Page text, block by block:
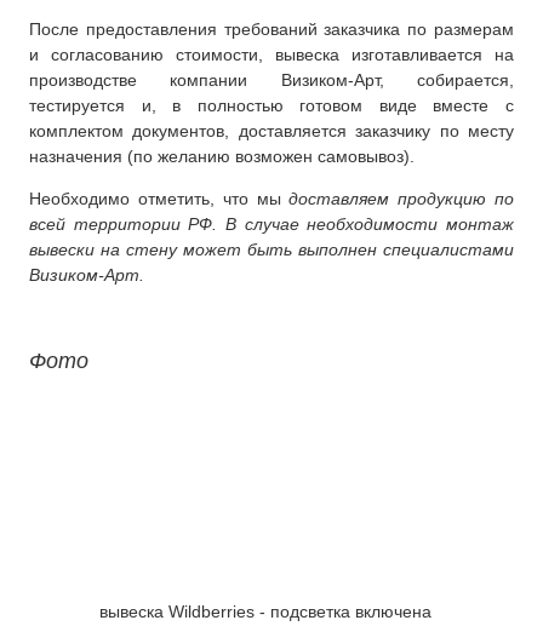
После предоставления требований заказчика по размерам
и согласованию стоимости, вывеска изготавливается на
производстве компании Визиком-Арт, собирается,
тестируется и, в полностью готовом виде вместе с
комплектом документов, доставляется заказчику по месту
назначения (по желанию возможен самовывоз).
Необходимо отметить, что мыдоставляем продукцию по
всей территории РФ. В случае необходимости монтаж
вывески на стену может быть выполнен специалистами
Визиком-Арт.
Фото
вывеска Wildberries - подсветка включена